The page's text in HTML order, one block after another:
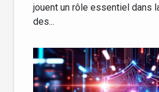
jouent un rôle essentiel dans
des...